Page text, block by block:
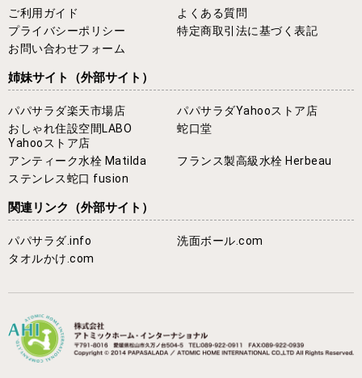
ご利用ガイド
よくある質問
プライバシーポリシー
特定商取引法に基づく表記
お問い合わせフォーム
姉妹サイト （外部サイト）
パパサラダ楽天市場店
パパサラダYahooストア店
おしゃれ住設空間LABO
Yahooストア店
蛇口堂
アンティーク水栓 Matilda
フランス製高級水栓 Herbeau
ステンレス蛇口 fusion
関連リンク （外部サイト）
パパサラダ.info
洗面ボール.com
タオルかけ.com